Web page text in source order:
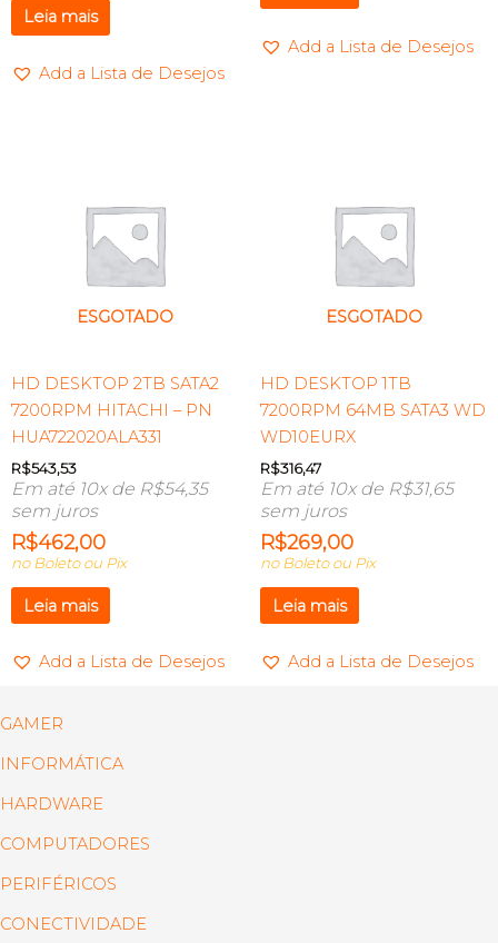
Leia mais
Add a Lista de Desejos
Add a Lista de Desejos
ESGOTADO
HD DESKTOP 2TB SATA2
7200RPM HITACHI – PN
HUA722020ALA331
R$543,53
Em até 10x de R$54,35
sem juros
R$462,00
no Boleto ou Pix
Leia mais
Add a Lista de Desejos
ESGOTADO
HD DESKTOP 1TB
7200RPM 64MB SATA3 WD
WD10EURX
R$316,47
Em até 10x de R$31,65
sem juros
R$269,00
no Boleto ou Pix
Leia mais
Add a Lista de Desejos
GAMER
INFORMÁTICA
HARDWARE
COMPUTADORES
PERIFÉRICOS
CONECTIVIDADE